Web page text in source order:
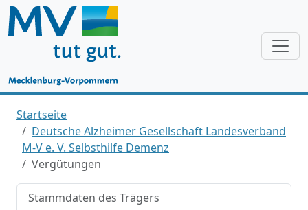
Startseite
Deutsche Alzheimer Gesellschaft Landesverband
M-V e. V. Selbsthilfe Demenz
Vergütungen
Stammdaten des Trägers